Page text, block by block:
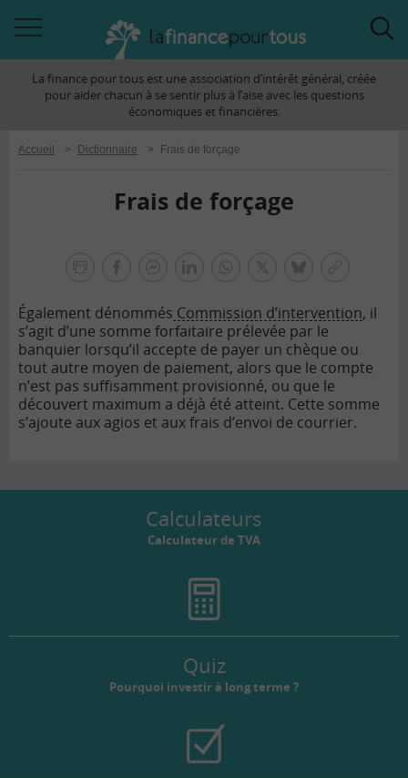
àLa finance pour tous est une association d’intérêt général, créée
pour aider chacun à se sentir plus à l’aise avec les questions
économiques et financières.
Accueil > Dictionnaire > Frais de forçage
Frais de forçage
tous
lien
Également dénommés Commission d’intervention, il
s’agit d’une somme forfaitaire prélevée par le
banquier lorsqu’il accepte de payer un chèque ou
tout autre moyen de paiement, alors que le compte
n’est pas suffisamment provisionné, ou que le
découvert maximum a déjà été atteint. Cette somme
s’ajoute aux agios et aux frais d’envoi de courrier.
Calculateurs
Calculateur de TVA
Quiz
Pourquoi investir à long terme ?